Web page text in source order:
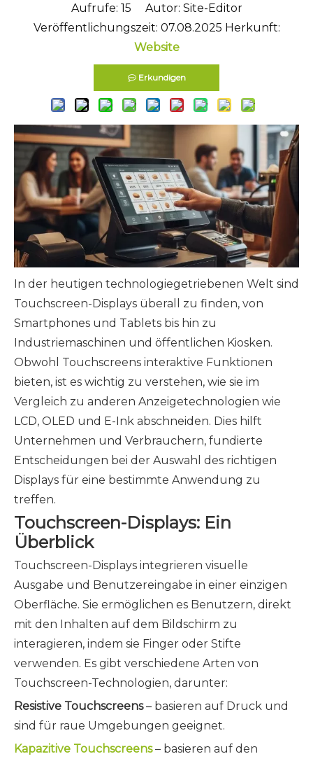
Aufrufe: 15 Autor: Site-Editor
Veröffentlichungszeit: 07.08.2025 Herkunft:
Website
Erkundigen
In der heutigen technologiegetriebenen Welt sind
Touchscreen-Displays überall zu finden, von
Smartphones und Tablets bis hin zu
Industriemaschinen und öffentlichen Kiosken.
Obwohl Touchscreens interaktive Funktionen
bieten, ist es wichtig zu verstehen, wie sie im
Vergleich zu anderen Anzeigetechnologien wie
LCD, OLED und E-Ink abschneiden. Dies hilft
Unternehmen und Verbrauchern, fundierte
Entscheidungen bei der Auswahl des richtigen
Displays für eine bestimmte Anwendung zu
treffen.
Touchscreen-Displays: Ein
Überblick
Touchscreen-Displays integrieren visuelle
Ausgabe und Benutzereingabe in einer einzigen
Oberfläche. Sie ermöglichen es Benutzern, direkt
mit den Inhalten auf dem Bildschirm zu
interagieren, indem sie Finger oder Stifte
verwenden. Es gibt verschiedene Arten von
Touchscreen-Technologien, darunter:
Resistive Touchscreens– basieren auf Druck und
sind für raue Umgebungen geeignet.
Kapazitive Touchscreens– basieren auf den